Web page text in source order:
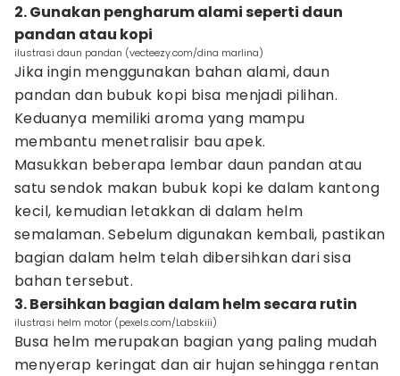
2. Gunakan pengharum alami seperti daun
pandan atau kopi
ilustrasi daun pandan (vecteezy.com/dina marlina)
Jika ingin menggunakan bahan alami, daun
pandan dan bubuk kopi bisa menjadi pilihan.
Keduanya memiliki aroma yang mampu
membantu menetralisir bau apek.
Masukkan beberapa lembar daun pandan atau
satu sendok makan bubuk kopi ke dalam kantong
kecil, kemudian letakkan di dalam helm
semalaman. Sebelum digunakan kembali, pastikan
bagian dalam helm telah dibersihkan dari sisa
bahan tersebut.
3. Bersihkan bagian dalam helm secara rutin
ilustrasi helm motor (pexels.com/Labskiii)
Busa helm merupakan bagian yang paling mudah
menyerap keringat dan air hujan sehingga rentan